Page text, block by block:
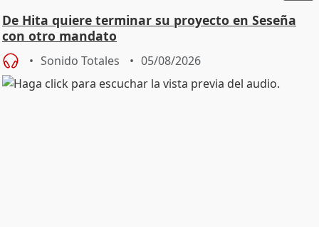
De Hita quiere terminar su proyecto en Seseña
con otro mandato
Sonido Totales 05/08/2026